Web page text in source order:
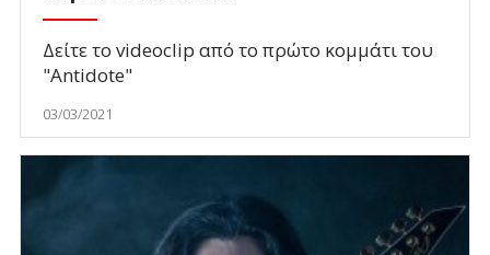
Δείτε το videoclip από το πρώτο κομμάτι του
"Antidote"
03/03/2021